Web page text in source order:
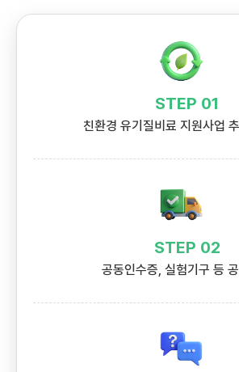
STEP 01
친환경 유기질비료 지원사업
STEP 02
공동인수증, 실험기구 등